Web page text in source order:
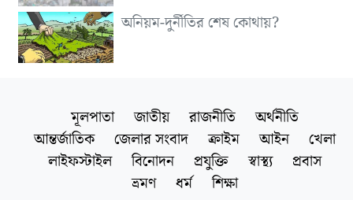
অনিয়ম-দুর্নীতির শেষ কোথায়?
মূলপাতা জাতীয় রাজনীতি
অর্থনীতি
আন্তর্জাতিক
জেলার সংবাদ ক্রাইম আইন
খেলা
লাইফস্টাইল
বিনোদন প্রযুক্তি স্বাস্থ্য
প্রবাস
ভ্রমণ
ধর্ম শিক্ষা